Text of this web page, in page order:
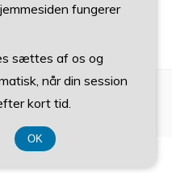
fungerer
sættes af os og
når din session
kort tid.
OK